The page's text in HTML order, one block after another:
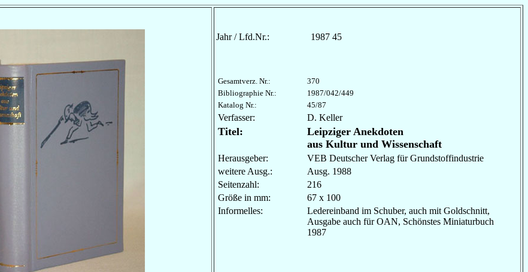
Jahr / Lfd.Nr.: 1987 45
Gesamtverz. Nr.:
370
Bibliographie Nr.:
1987/042/449
Katalog Nr.:
45/87
Verfasser: D. Keller
Titel:
Leipziger Anekdoten
aus Kultur und Wissenschaft
Herausgeber:
VEB Deutscher Verlag für Grundstoffindustrie
weitere Ausg.:
Ausg. 1988
Seitenzahl:
216
Größe in mm:
67 x 100
Informelles:
Ledereinband im Schuber, auch mit Goldschnitt,
Ausgabe auch für OAN, Schönstes Miniaturbuch
1987